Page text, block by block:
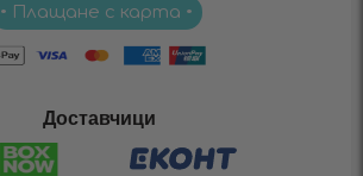
• Плащане с карта •
Доставчици